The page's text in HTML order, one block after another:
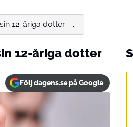
12-åriga dotter –...
12-åriga dotter
Följ dagens.se på Google